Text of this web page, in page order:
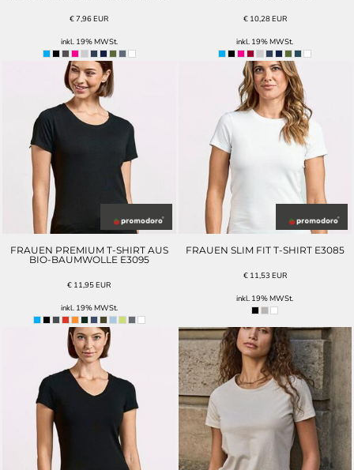
€7,96EUR
inkl. 19% MWSt.
€ 10,28EUR
inkl. 19% MWSt.
FRAUEN PREMIUM T-SHIRT AUS
BIO-BAUMWOLLE E3095
€ 11,95EUR
inkl. 19% MWSt.
FRAUEN SLIM FIT T-SHIRT E3085
€ 11,53 EUR
inkl. 19% MWSt.